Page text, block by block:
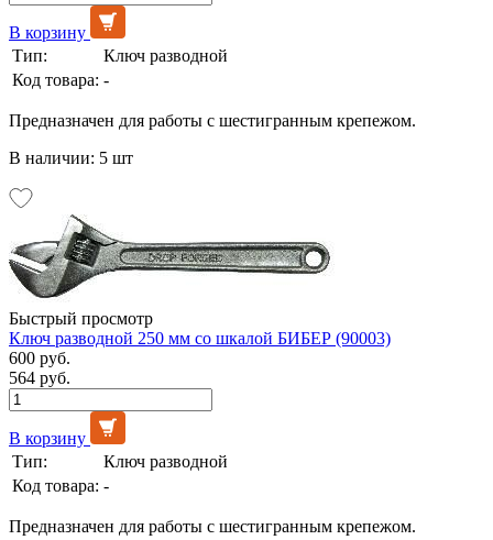
В корзину
Тип:
Ключ разводной
Код товара: -
Предназначен для работы с шестигранным крепежом.
В наличии: 5 шт
Быстрый просмотр
Ключ разводной 250 мм со шкалой БИБЕР (90003)
600 руб.
564 руб.
В корзину
Тип:
Ключ разводной
Код товара: -
Предназначен для работы с шестигранным крепежом.